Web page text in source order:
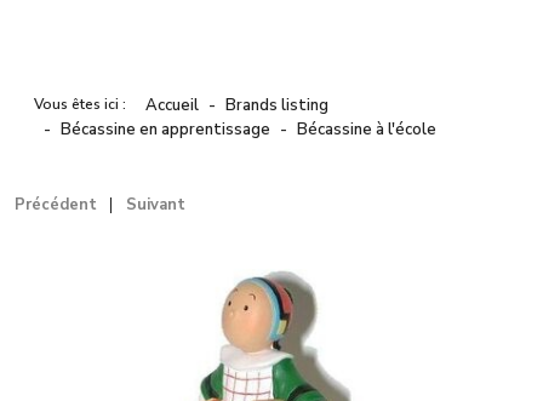
Vous êtes ici : Accueil
Brands listing
Bécassine en apprentissage
Bécassine à l'école
Précédent Suivant